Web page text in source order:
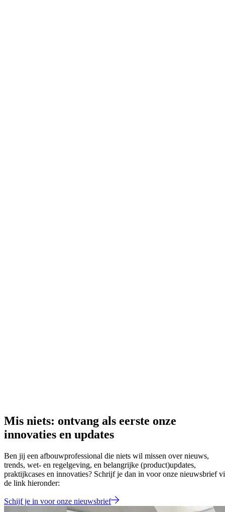
Mis niets: ontvang als eerste onze
innovaties en updates
Ben jij een afbouwprofessional die niets wil missen over nieuws,
trends, wet- en regelgeving, en belangrijke (product)updates,
praktijkcases en innovaties? Schrijf je dan in voor onze nieuwsbrief
de link hieronder:
Schijf je in voor onze nieuwsbrief